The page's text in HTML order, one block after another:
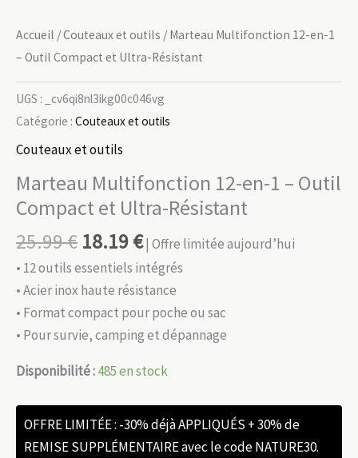
Accueil /Couteaux et outils / Marteau Multifonction 12-en-1
– Outil Compact et Ultra-Résistant
UGS :
_cv6qi8nl3ikg00c046vg
Catégorie : Couteaux et outils
Couteaux et outils
Marteau Multifonction 12-en-1 – Outil
Compact et Ultra-Résistant
25.99€ 18.19€| Offre limitée aujourd’hui
• 12 outils essentiels intégrés
• Acier inox haute résistance
• Format compact pour poche ou sac
• Pour survie, camping et dépannage
Disponibilité :485 en stock
OFFRE LIMITÉE : -30% déjà APPLIQUÉS + 30% de
REMISE SUPPLÉMENTAIRE avec le code NATURE30.